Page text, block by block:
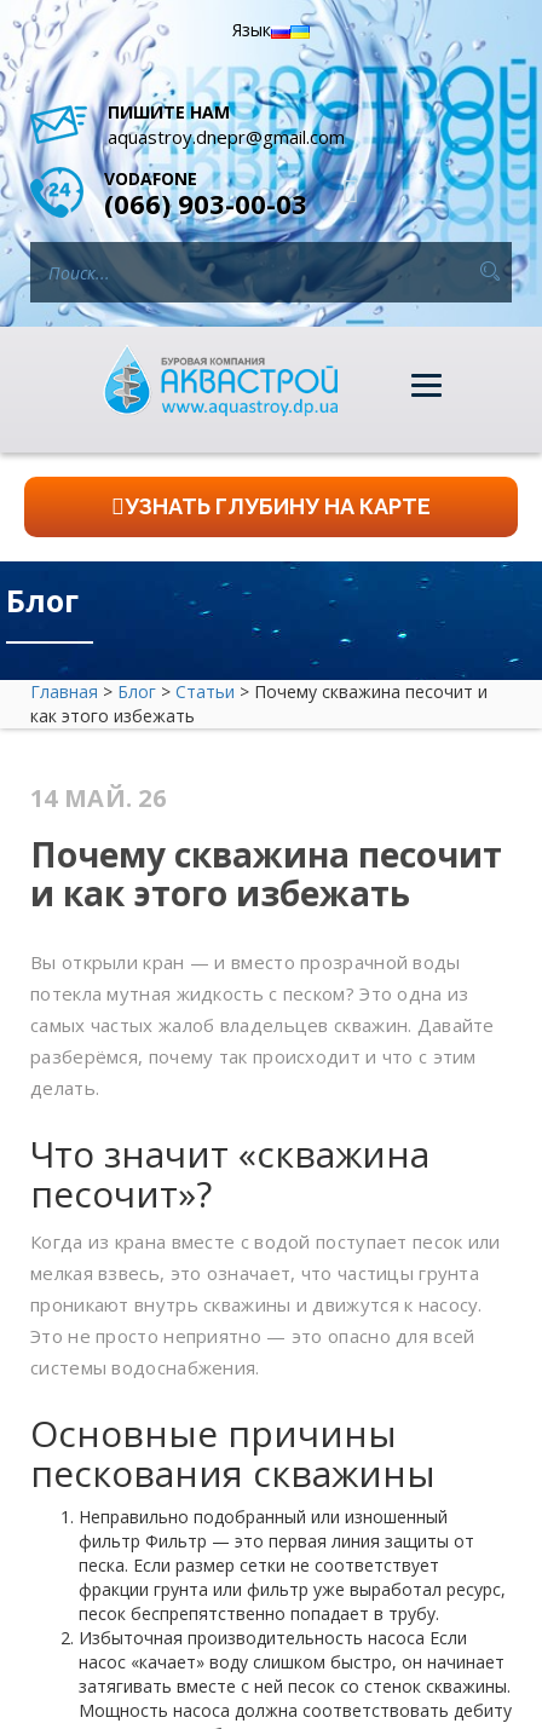
Язык
ПИШИТЕ НАМ
aquastroy.dnepr@gmail.com
VODAFONE
(066) 903-00-03
УЗНАТЬ ГЛУБИНУ НА КАРТЕ
Блог
Главная > Блог > Статьи > Почему скважина песочит и
как этого избежать
14 МАЙ. 26
Почему скважина песочит
и как этого избежать
Вы открыли кран — и вместо прозрачной воды
потекла мутная жидкость с песком? Это одна из
самых частых жалоб владельцев скважин. Давайте
разберёмся, почему так происходит и что с этим
делать.
Что значит «скважина
песочит»?
Когда из крана вместе с водой поступает песок или
мелкая взвесь, это означает, что частицы грунта
проникают внутрь скважины и движутся к насосу.
Это не просто неприятно — это опасно для всей
системы водоснабжения.
Основные причины
пескования скважины
Неправильно подобранный или изношенный
фильтр Фильтр — это первая линия защиты от
песка. Если размер сетки не соответствует
фракции грунта или фильтр уже выработал ресурс,
песок беспрепятственно попадает в трубу.
Избыточная производительность насоса Если
насос «качает» воду слишком быстро, он начинает
затягивать вместе с ней песок со стенок скважины.
Мощность насоса должна соответствовать дебиту